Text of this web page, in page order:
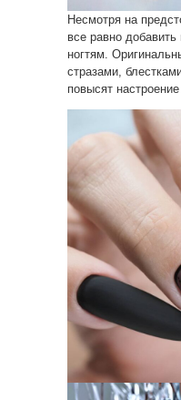
Несмотря на
все равно
ногтям.
стразами,
повысят